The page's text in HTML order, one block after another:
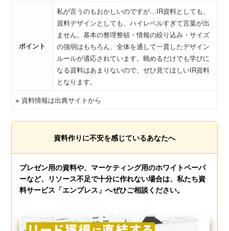
ポイント
私が言うのもおかしいのですが…IR資料としても、
資料デザインとしても、ハイレベルすぎて言葉が出
ません。基本の整理整頓・情報の絞り込み・サイズ
の強弱はもちろん、全体を通して一貫したデザイン
ルールが適応されています。眺めるだけでも学びに
なる資料はあまりないので、ぜひ見てほしいIR資料
となります。
※ 資料情報は出典サイトから
資料作りに不安を感じているあなたへ
プレゼン用の資料や、マーケティング用のホワイトペーパ
ーなど、リソース不足で十分に作れない場合は、私たち資
料サービス「エンプレス」へぜひご相談ください。